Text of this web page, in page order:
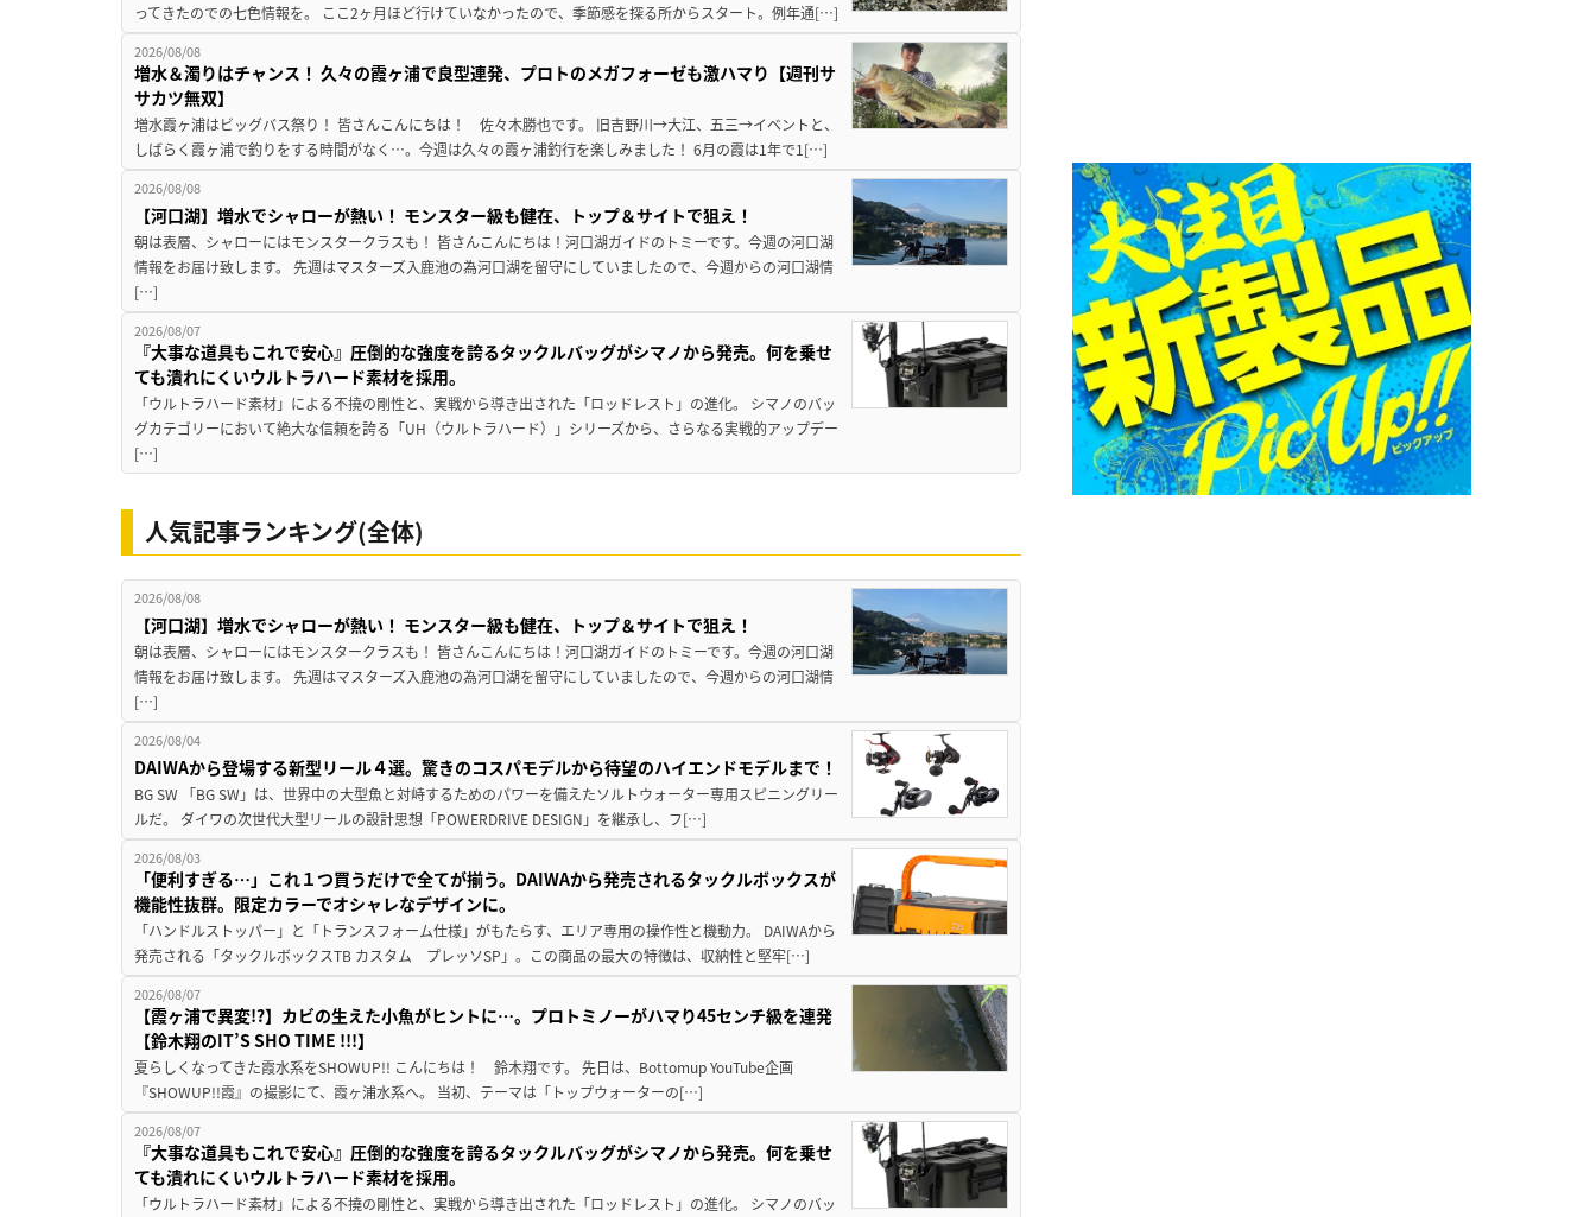
ってきたのでの七色情報を。 ここ2ヶ月ほど行けていなかったので、季節感を探る所からスタート。例年通[…]
2026/08/08
増水＆濁りはチャンス！ 久々の霞ヶ浦で良型連発、プロトのメガフォーゼも激ハマり【週刊サ
サカツ無双】
増水霞ヶ浦はビッグバス祭り！ 皆さんこんにちは！ 佐々木勝也です。 旧吉野川→大江、五三→イベントと、
しばらく霞ヶ浦で釣りをする時間がなく…。今週は久々の霞ヶ浦釣行を楽しみました！ 6月の霞は1年で1[…]
2026/08/08
【河口湖】増水でシャローが熱い！ モンスター級も健在、トップ＆サイトで狙え！
朝は表層、シャローにはモンスタークラスも！ 皆さんこんにちは！河口湖ガイドのトミーです。今週の河口湖
情報をお届け致します。 先週はマスターズ入鹿池の為河口湖を留守にしていましたので、今週からの河口湖情
[…]
2026/08/07
『大事な道具もこれで安心』圧倒的な強度を誇るタックルバッグがシマノから発売。何を乗せ
ても潰れにくいウルトラハード素材を採用。
「ウルトラハード素材」による不撓の剛性と、実戦から導き出された「ロッドレスト」の進化。 シマノのバッ
グカテゴリーにおいて絶大な信頼を誇る「UH（ウルトラハード）」シリーズから、さらなる実戦的アップデー
[…]
人気記事ランキング(全体)
2026/08/08
【河口湖】増水でシャローが熱い！ モンスター級も健在、トップ＆サイトで狙え！
朝は表層、シャローにはモンスタークラスも！ 皆さんこんにちは！河口湖ガイドのトミーです。今週の河口湖
情報をお届け致します。 先週はマスターズ入鹿池の為河口湖を留守にしていましたので、今週からの河口湖情
[…]
2026/08/04
DAIWAから登場する新型リール４選。驚きのコスパモデルから待望のハイエンドモデルまで！
BG SW 「BG SW」は、世界中の大型魚と対峙するためのパワーを備えたソルトウォーター専用スピニングリー
ルだ。 ダイワの次世代大型リールの設計思想「POWERDRIVE DESIGN」を継承し、フ[…]
2026/08/03
「便利すぎる…」これ１つ買うだけで全てが揃う。DAIWAから発売されるタックルボックスが
機能性抜群。限定カラーでオシャレなデザインに。
「ハンドルストッパー」と「トランスフォーム仕様」がもたらす、エリア専用の操作性と機動力。 DAIWAから
発売される「タックルボックスTB カスタム プレッソSP」。この商品の最大の特徴は、収納性と堅牢[…]
2026/08/07
【霞ヶ浦で異変!?】カビの生えた小魚がヒントに…。プロトミノーがハマり45センチ級を連発
【鈴木翔のIT’S SHO TIME !!!】
夏らしくなってきた霞水系をSHOWUP!! こんにちは！ 鈴木翔です。 先日は、Bottomup YouTube企画
『SHOWUP!!霞』の撮影にて、霞ヶ浦水系へ。 当初、テーマは「トップウォーターの[…]
2026/08/07
『大事な道具もこれで安心』圧倒的な強度を誇るタックルバッグがシマノから発売。何を乗せ
ても潰れにくいウルトラハード素材を採用。
「ウルトラハード素材」による不撓の剛性と、実戦から導き出された「ロッドレスト」の進化。 シマノのバッ